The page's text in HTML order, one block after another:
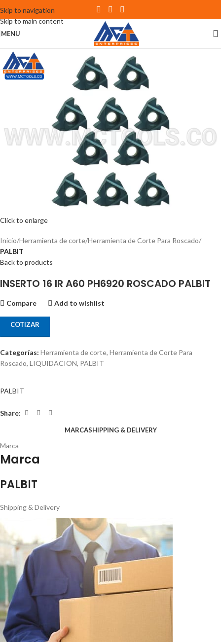
Skip to navigation
Skip to main content
MENU
Click to enlarge
Inicio Herramienta de corte Herramienta de Corte Para Roscado
PALBIT
Back to products
INSERTO 16 IR A60 PH6920 ROSCADO PALBIT
Compare Add to wishlist
COTIZAR
Categorías: Herramienta de corte, Herramienta de Corte Para
Roscado, LIQUIDACION, PALBIT
PALBIT
Share:
MARCASHIPPING & DELIVERY
Marca
Marca
PALBIT
Shipping & Delivery